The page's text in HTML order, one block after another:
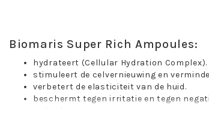
Biomaris Super Rich Ampoules:
hydrateert (Cellular Hydration Complex).
stimuleert de celvernieuwing en
verbetert de elasticiteit van de huid.
beschermt tegen irritatie en tegen
radicalen.